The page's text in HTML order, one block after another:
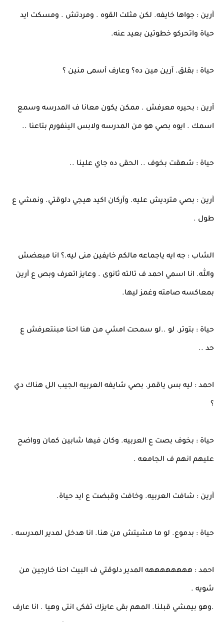
آرين : جواها خايفه. لكن مثلت القوه . ومردتش . ومسكت ايد
حياة واتحركو خطوتين بعيد عنه.
حياة : بقلق. آرين مين ده؟ وعارف أسمى منين ؟
آرين : بحيره معرفش . ممكن يكون معانا ف المدرسه وسمع
اسمك . ايوه بصي هو من المدرسه ولابس الينفورم بتاعنا ..
حياة : شهقت بخوف .. الحقى ده جاي علينا ..
آرين : بصي مترديش عليه. وآركان اكيد هيجي دلوقتي. ونمشي ع
طول .
الشاب : جه ايه ياجماعه مالكم خايفين منى ليه.؟ انا مبعضش
والله. انا اسمي احمد ف تالته ثانوى . وعايز اتعرف وبص ع آرين
بمعاكسه صامته وغمز ليها.
حياة : بتوتر. لو ..لو سمحت امشي من هنا احنا مبنتعرفش ع
حد ..
احمد : ليه بس ياقمر. بصي شايفه العربيه الجيب الل هناك دي
؟
حياة : بخوف بصت ع العربيه. وكان فيها شابين كمان وواضح
عليهم انهم ف الجامعه .
آرين : شافت العربيه. وخافت وقبضت ع ايد حياة.
حياة : بدموع. لو ما مشيتش من هنا. انا هدخل لمدير المدرسه .
احمد : ههههههههه المدير دلوقتي ف البيت احنا خارجين من
شويه .
.وهو بيمشي قبلنا. المهم بقى عايزك تفكى انتى وهيا . انا عارف